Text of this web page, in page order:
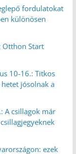
fordulatokat
különösen
Otthon Start
10-16.: Titkos
jósolnak a
A csillagok már
ezek